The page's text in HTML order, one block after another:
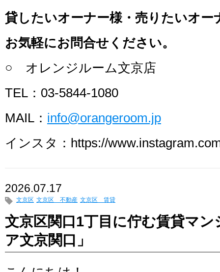
貸したいオーナー様・売りたいオー
お気軽にお問合せください。
○ オレンジルーム文京店
TEL：03-5844-1080
MAIL： info@orangeroom.jp
インスタ：https://
2026.07.17
文京区 文京区 不動産 文京区 賃貸
文京区関口1丁目に佇む賃貸マ
ア文京関口」